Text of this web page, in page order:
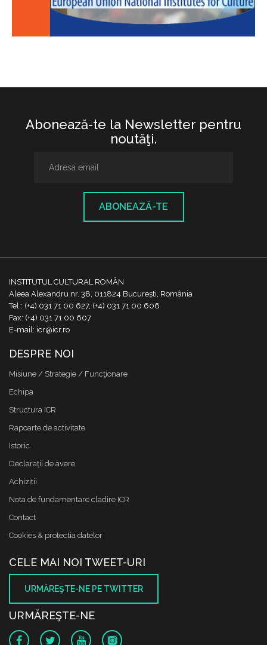
Abonează-te la Newsletter pentru
noutăţi.
ABONEAZĂ-TE
INSTITUTUL CULTURAL ROMÂN
Aleea Alexandru nr. 38, 011824 București, România
Tel.: (+4) 031 71 00 627, (+4) 031 71 00 606
Fax: (+4) 031 71 00 607
E-mail: icr@icr.ro
DESPRE NOI
Misiune / Strategie / Funcţionare
Echipa
Structura ICR
Rapoarte de activitate
Istoric
Declaraţii de avere
Achizitii
Nota de fundamentare cladire ICR
Contact
Cookies & protectia datelor
CELE MAI NOI TWEET-URI
URMĂREŞTE-NE PE TWITTER
URMĂREŞTE-NE